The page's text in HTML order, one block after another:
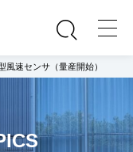
風速センサ（量産開始）